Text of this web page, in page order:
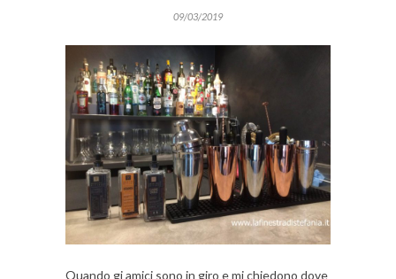
09/03/2019
Quando gi amici sono in giro e mi chiedono dove